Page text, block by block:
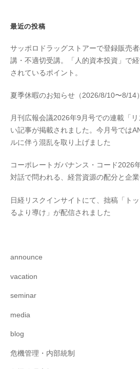
最近の投稿
サッポロドラッグストアーで登録販売
講・不適切受講。「人的資本投資」で
されているポイント。
夏季休暇のお知らせ（2026/8/10〜8/14）
月刊広報会議2026年9月号での連載「
い記事が掲載されました。今月号では
ルに伴う混乱を取り上げました
コーポレートガバナンス・コード2026
対話で問われる、経営資源の配分と企業
日経リスクインサイトにて、拙稿「ト
るより導け」が配信されました
announce
vacation
seminar
media
blog
危機管理・内部統制